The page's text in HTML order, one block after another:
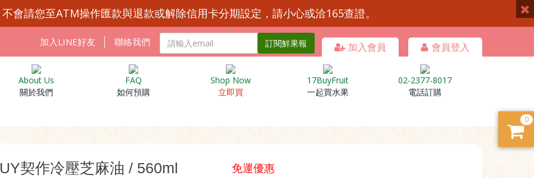
會請您至ATM操作匯款與退款或解除信用卡分期設定，請小心或洽165查證。
加入會員 會員登入
加入LINE好友 聯絡我們 訂閱鮮果報
About Us
關於我們
FAQ
如何預購
Shop Now
立即買
17BuyFruit
一起買水果
02-2377-8017
電話訂購
契作冷壓芝麻油 / 560ml 免運優惠
0